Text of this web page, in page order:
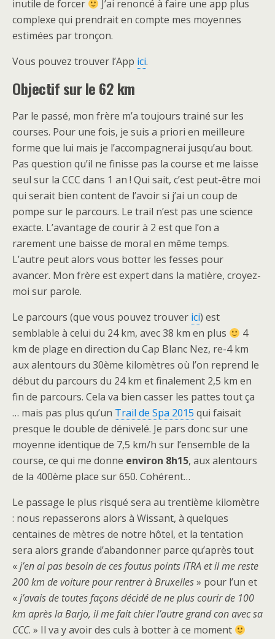
inutile de forcer
J’ai renoncé à faire une app plus
complexe qui prendrait en compte mes moyennes
estimées par tronçon.
Vous pouvez trouver l’App ici.
Objectif sur le 62 km
Par le passé, mon frère m’a toujours trainé sur les
courses. Pour une fois, je suis a priori en meilleure
forme que lui mais je l’accompagnerai jusqu’au bout.
Pas question qu’il ne finisse pas la course et me laisse
seul sur la CCC dans 1 an ! Qui sait, c’est peut-être moi
qui serait bien content de l’avoir si j’ai un coup de
pompe sur le parcours. Le trail n’est pas une science
exacte. L’avantage de courir à 2 est que l’on a
rarement une baisse de moral en même temps.
L’autre peut alors vous botter les fesses pour
avancer. Mon frère est expert dans la matière, croyez-
moi sur parole.
Le parcours (que vous pouvez trouver ici) est
semblable à celui du 24 km, avec 38 km en plus
4
km de plage en direction du Cap Blanc Nez, re-4 km
aux alentours du 30ème kilomètres où l’on reprend le
début du parcours du 24 km et finalement 2,5 km en
fin de parcours. Cela va bien casser les pattes tout ça
… mais pas plus qu’un Trail de Spa 2015 qui faisait
presque le double de dénivelé. Je pars donc sur une
moyenne identique de 7,5 km/h sur l’ensemble de la
course, ce qui me donne environ 8h15, aux alentours
de la 400ème place sur 650. Cohérent…
Le passage le plus risqué sera au trentième kilomètre
: nous repasserons alors à Wissant, à quelques
centaines de mètres de notre hôtel, et la tentation
sera alors grande d’abandonner parce qu’après tout
«j’en ai pas besoin de ces foutus points ITRA et il me reste
200 km de voiture pour rentrer à Bruxelles» pour l’un et
«j’avais de toutes façons décidé de ne plus courir de 100
km après la Barjo, il me fait chier l’autre grand con avec sa
CCC. » Il va y avoir des culs à botter à ce moment